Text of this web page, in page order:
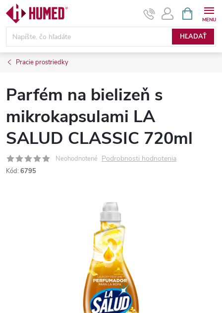
Prejsť
obsah
HĽADAŤ
KOŠÍK
Pracie prostriedky
Parfém na bielizeň s
mikrokapsulami LA
SALUD CLASSIC 720ml
Neohodnotené Podrobnosti hodnotenia
Kód: 6795